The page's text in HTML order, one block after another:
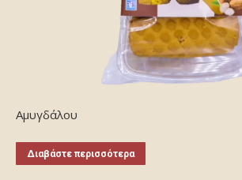
Αμυγδάλου
Διαβάστε περισσότερα